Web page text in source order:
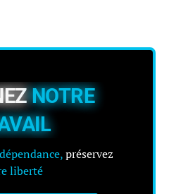
NOTRE
préservez
liberté